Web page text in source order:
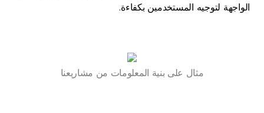
الواجهة لتوجيه المستخدمين بكفاءة.
مثال على بنية المعلومات من مشاريعنا